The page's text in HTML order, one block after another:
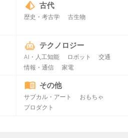
古代
歴史・考古学 古生物
テクノロジー
AI・人工知能 ロボット
交通
情報・通信
家電
その他
サブカル・アート
おもちゃ
プロダクト